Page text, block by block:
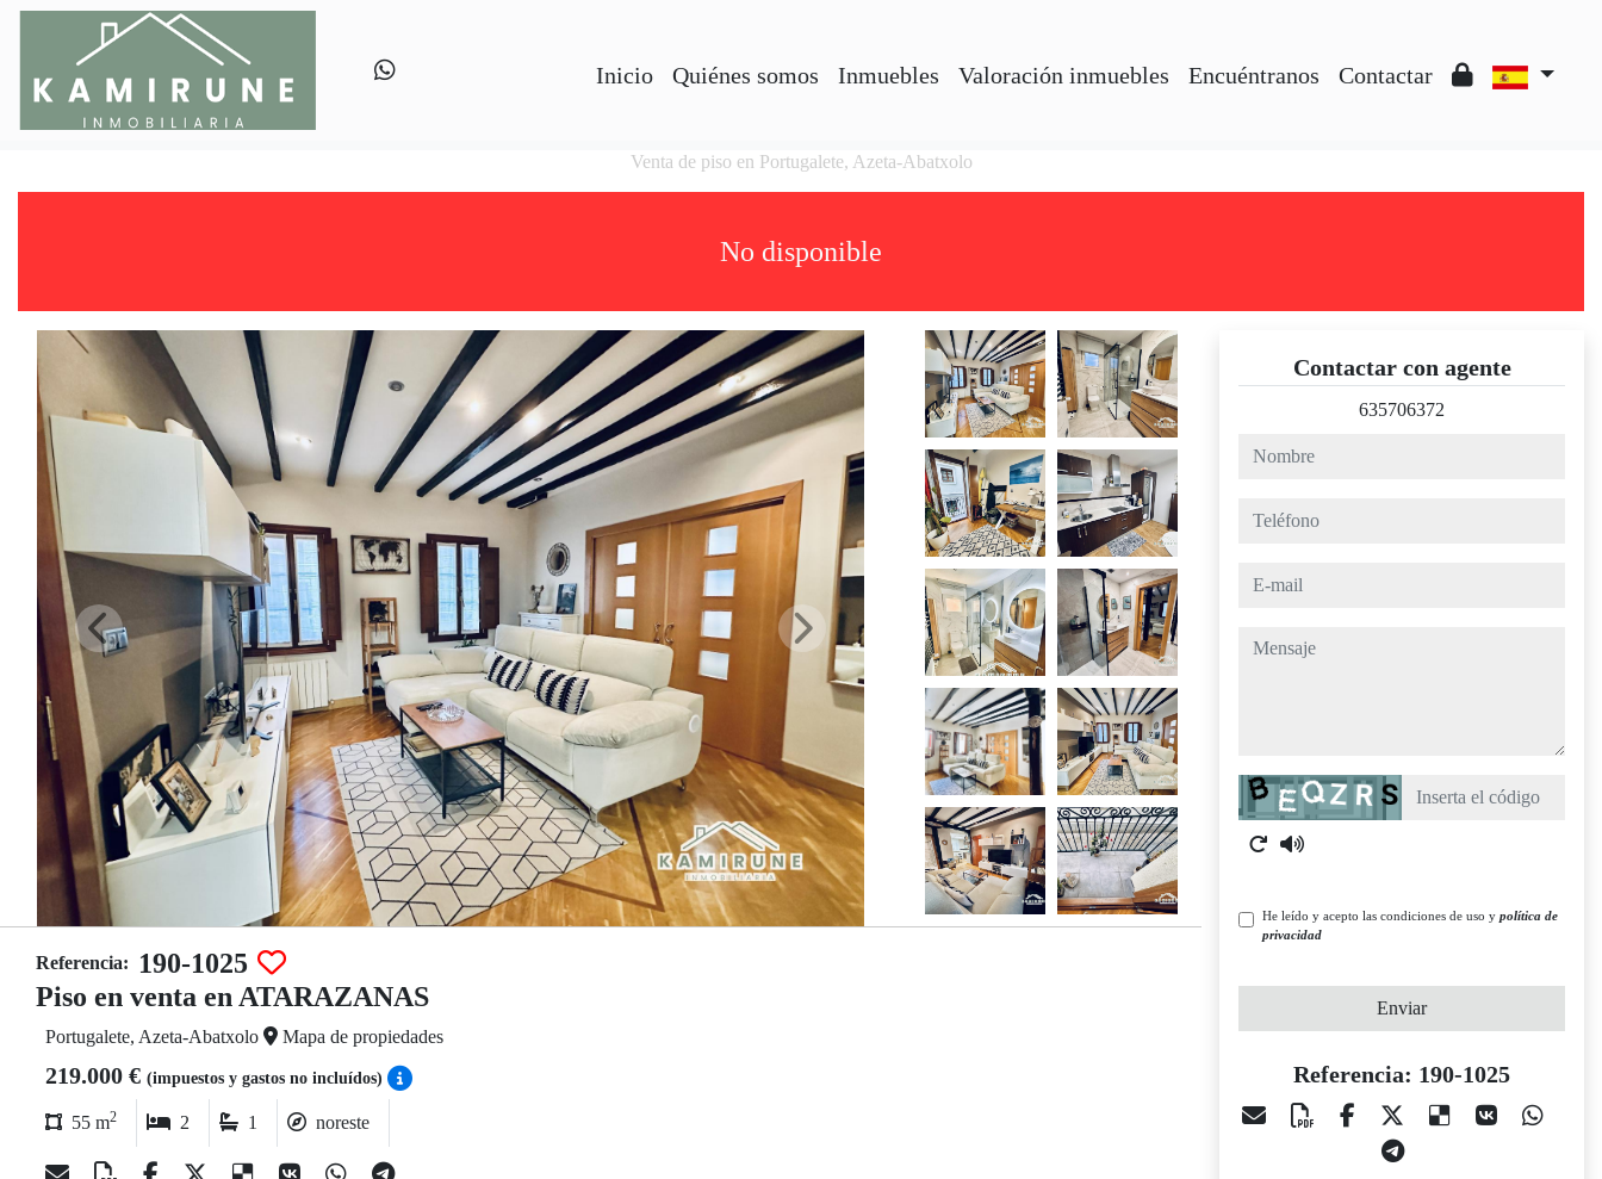
Inicio Quiénes somos Inmuebles Valoración inmuebles Encuéntranos Contactar
Venta de piso en Portugalete, Azeta-Abatxolo
No disponible
Referencia:
190-1025
Piso en venta en ATARAZANAS
Portugalete, Azeta-Abatxolo Mapa de propiedades
219.000 € (impuestos y gastos no incluídos)
55 m2 2 1 noreste
Contactar con agente
635706372
nombre
teléfono
e-mail
mensaje
Captcha
He leído y acepto las condiciones de uso y política de
privacidad
Enviar
Referencia: 190-1025